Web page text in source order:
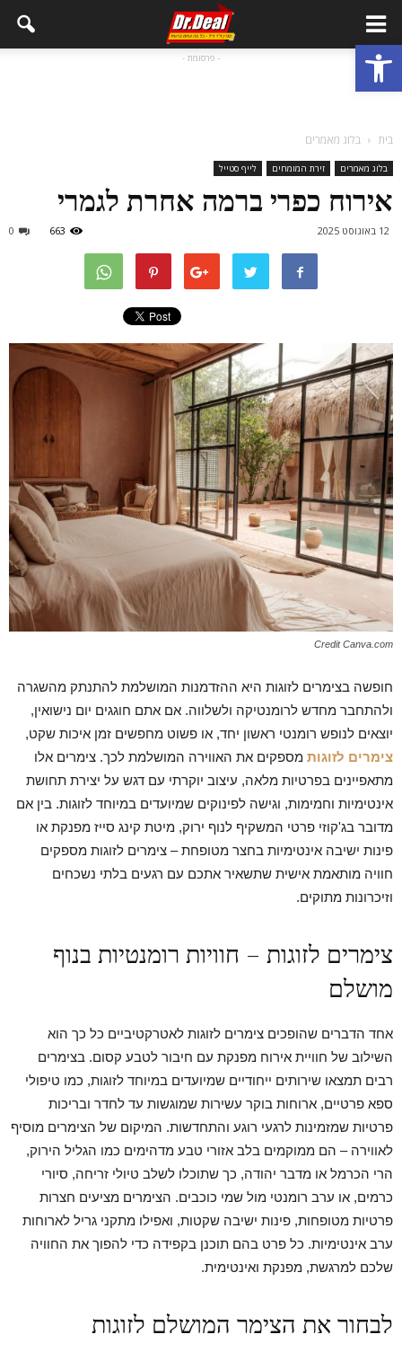
פתח סרגל נגישות - פרסומת -
בית בלוג מאמרים
בלוג מאמרים זירת המומחים לייף סטייל
אירוח כפרי ברמה אחרת לגמרי
12 באוגוסט 2025 0 663
Credit Canva.com
חופשה בצימרים לזוגות היא ההזדמנות המושלמת להתנתק מהשגרה
ולהתחבר מחדש לרומנטיקה ולשלווה. אם אתם חוגגים יום נישואין,
יוצאים לנופש רומנטי ראשון יחד, או פשוט מחפשים זמן איכות שקט,
צימרים לזוגות מספקים את האווירה המושלמת לכך. צימרים אלו
מתאפיינים בפרטיות מלאה, עיצוב יוקרתי עם דגש על יצירת תחושת
אינטימיות וחמימות, וגישה לפינוקים שמיועדים במיוחד לזוגות. בין אם
מדובר בג'קוזי פרטי המשקיף לנוף ירוק, מיטת קינג סייז מפנקת או
פינות ישיבה אינטימיות בחצר מטופחת – צימרים לזוגות מספקים
חוויה מותאמת אישית שתשאיר אתכם עם רגעים בלתי נשכחים
וזיכרונות מתוקים.
צימרים לזוגות – חוויות רומנטיות בנוף
מושלם
אחד הדברים שהופכים צימרים לזוגות לאטרקטיביים כל כך הוא
השילוב של חוויית אירוח מפנקת עם חיבור לטבע קסום. בצימרים
רבים תמצאו שירותים ייחודיים שמיועדים במיוחד לזוגות, כמו טיפולי
ספא פרטיים, ארוחות בוקר עשירות שמוגשות עד לחדר ובריכות
פרטיות שמזמינות לרגעי רוגע והתחדשות. המיקום של הצימרים מוסיף
לאווירה – הם ממוקמים בלב אזורי טבע מדהימים כמו הגליל הירוק,
הרי הכרמל או מדבר יהודה, כך שתוכלו לשלב טיולי זריחה, סיורי
כרמים, או ערב רומנטי מול שמי כוכבים. הצימרים מציעים חצרות
פרטיות מטופחות, פינות ישיבה שקטות, ואפילו מתקני גריל לארוחות
ערב אינטימיות. כל פרט בהם תוכנן בקפידה כדי להפוך את החוויה
שלכם למרגשת, מפנקת ואינטימית.
לבחור את הצימר המושלם לזוגות